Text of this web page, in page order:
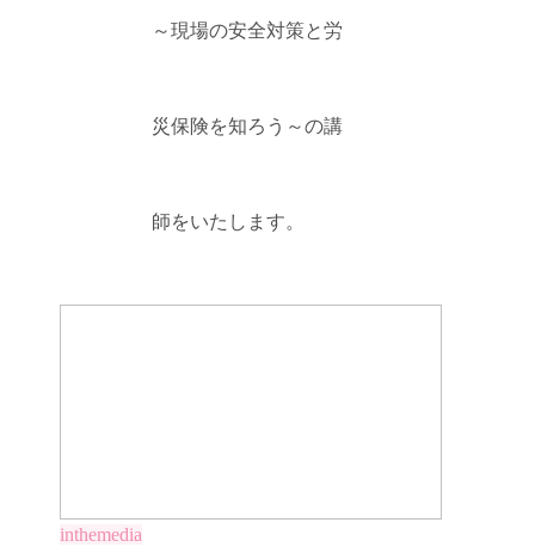
～現場の安全対策と労
災保険を知ろう～の講
師をいたします。
inthemedia